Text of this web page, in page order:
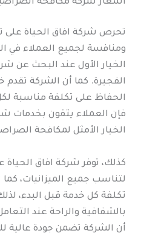
تحرص شركة افاق الحياة على
ومنافسة لجميع العملاء في
الخيار الأول عند البحث عن
الفجيرة. كما أن الشركة تقدم
الحفاظ على تكلفة مناسبة
فإن العملاء يثقون بخدمات
الخيار الأمثل لمكافحة
كذلك، توفر شركة افاق
لتناسب جميع الميزانيات،
تكلفة كل خدمة قبل البدء،
بالشفافية والراحة عند
أن الشركة تضمن جودة عالية